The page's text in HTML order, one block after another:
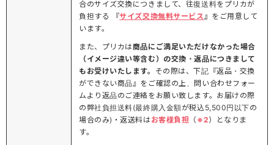
合のサイズ交換につきまして、往復送料をプリカが
負担する 『サイズ交換無料サービス』をご用意して
います。
また、プリカは商品にご満足いただけなかった場合
（イメージ違い等含む）の交換・返品につきまして
もお受けいたします。 その際は、下記『返品・交換
ができない商品』をご確認の上、問い合わせフォー
ムより返品のご連絡をお願い致します。お届けの際
の弊社負担送料(最終購入金額が税込5,500円以下の
場合のみ)・返送料はお客様負担 （ ※2）となりま
す。